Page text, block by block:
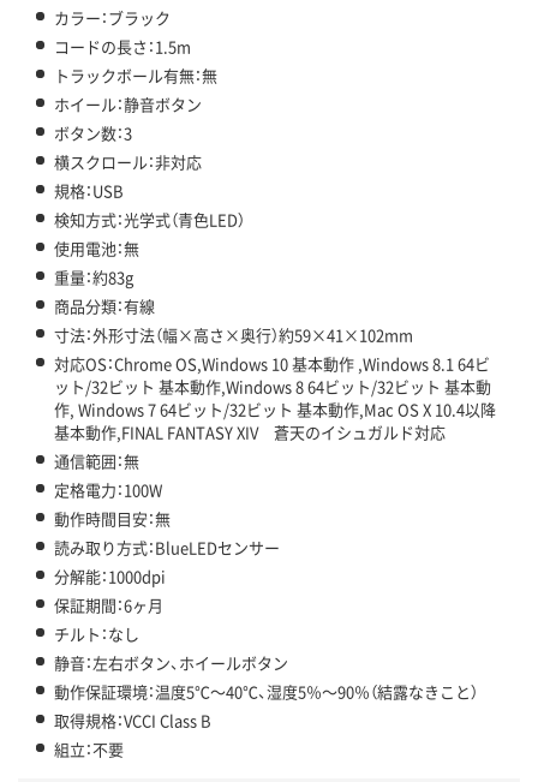
カラー：ブラック
コードの長さ：1.5m
トラックボール有無：無
ホイール：静音ボタン
ボタン数：3
横スクロール：非対応
規格：USB
検知方式：光学式（青色LED）
使用電池：無
重量：約83g
商品分類：有線
寸法：外形寸法（幅×高さ×奥行）約59×41×102mm
対応OS：Chrome OS,Windows 10 基本動作 ,Windows 8.1 64ビ
ット/32ビット 基本動作,Windows 8 64ビット/32ビット 基本動
作, Windows 7 64ビット/32ビット 基本動作,Mac OS X 10.4以降
基本動作,FINAL FANTASY XIV 蒼天のイシュガルド対応
通信範囲：無
定格電力：100W
動作時間目安：無
読み取り方式：BlueLEDセンサー
分解能：1000dpi
保証期間：6ヶ月
チルト：なし
静音：左右ボタン、ホイールボタン
動作保証環境：温度5℃～40℃、湿度5％～90％（結露なきこと）
取得規格：VCCI Class B
組立：不要